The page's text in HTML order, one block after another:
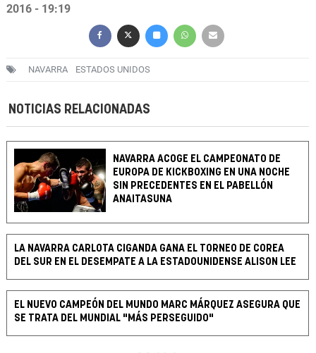
2016 - 19:19
NAVARRA ESTADOS UNIDOS
NOTICIAS RELACIONADAS
NAVARRA ACOGE EL CAMPEONATO DE
EUROPA DE KICKBOXING EN UNA NOCHE
SIN PRECEDENTES EN EL PABELLÓN
ANAITASUNA
LA NAVARRA CARLOTA CIGANDA GANA EL TORNEO DE COREA
DEL SUR EN EL DESEMPATE A LA ESTADOUNIDENSE ALISON LEE
EL NUEVO CAMPEÓN DEL MUNDO MARC MÁRQUEZ ASEGURA QUE
SE TRATA DEL MUNDIAL "MÁS PERSEGUIDO"